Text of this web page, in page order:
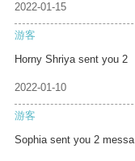
2022-01-15
游客
Horny Shriya sent you 2
2022-01-10
游客
Sophia sent you 2 messa